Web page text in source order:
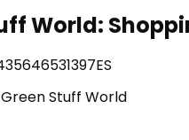
World:
Green Stuff World